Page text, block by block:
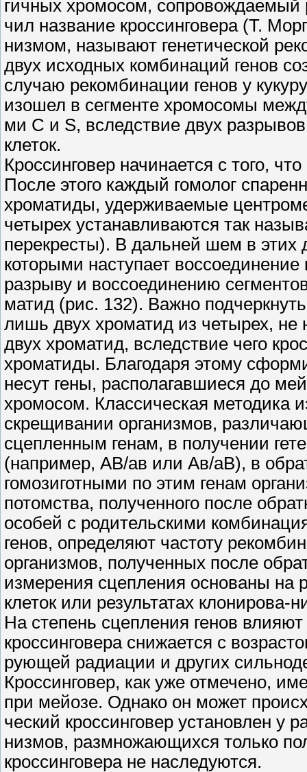
гичных хромосом, сопровождаемый
чил название кроссинговера (Т.
низмом, называют генетической
двух исходных комбинаций генов
случаю рекомбинации генов у
изошел в сегменте хромосомы
ми С и S, вследствие двух
клеток.
Кроссинговер начинается с того,
После этого каждый гомолог
хроматиды, удерживаемые
четырех устанавливаются так
перекресты). В дальней шем в этих
которыми наступает
разрыву и воссоединению
матид (рис. 132). Важно
лишь двух хроматид из четырех, не
двух хроматид, вследствие чего
хроматиды. Благодаря этому
несут гены, располагавшиеся до
хромосом. Классическая методика
скрещивании организмов,
сцепленным генам, в получении
(например, АВ/ав или Ав/аВ), в
гомозиготными по этим генам
потомства, полученного после
особей с родительскими
генов, определяют частоту
организмов, полученных после
измерения сцепления основаны на
клеток или результатах клонирова-
На степень сцепления генов
кроссинговера снижается с
рующей радиации и других
Кроссинговер, как уже отмечено,
при мейозе. Однако он может
ческий кроссинговер установлен у
низмов, размножающихся только
кроссинговера не наследуются.